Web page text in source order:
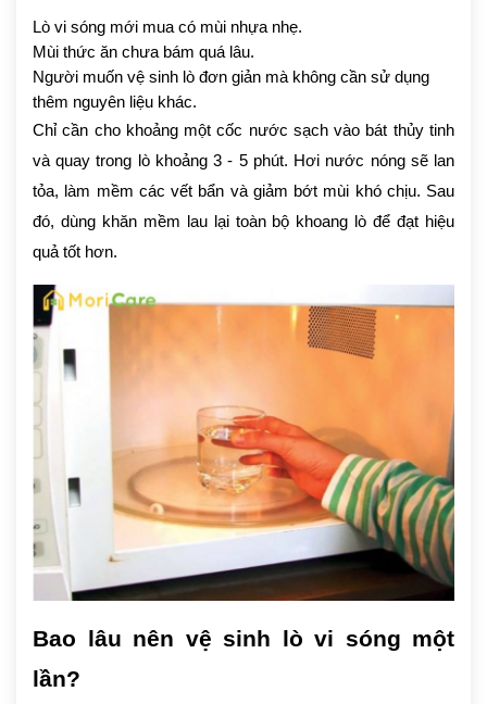
Lò vi sóng mới mua có mùi nhựa nhẹ.
Mùi thức ăn chưa bám quá lâu.
Người muốn vệ sinh lò đơn giản mà không cần sử dụng
thêm nguyên liệu khác.
Chỉ cần cho khoảng một cốc nước sạch vào bát thủy tinh
và quay trong lò khoảng 3 - 5 phút. Hơi nước nóng sẽ lan
tỏa, làm mềm các vết bẩn và giảm bớt mùi khó chịu. Sau
đó, dùng khăn mềm lau lại toàn bộ khoang lò để đạt hiệu
quả tốt hơn.
Bao lâu nên vệ sinh lò vi sóng một
lần?